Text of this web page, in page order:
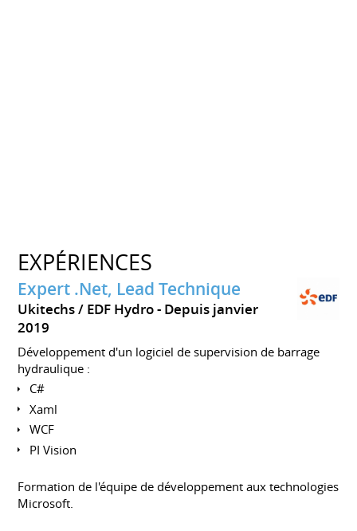
EXPÉRIENCES
Expert .Net, Lead Technique
Ukitechs / EDF Hydro
Depuis janvier
2019
Développement d'un logiciel de supervision de barrage
hydraulique :
C#
Xaml
WCF
PI Vision
Formation de l'équipe de développement aux technologies
Microsoft.